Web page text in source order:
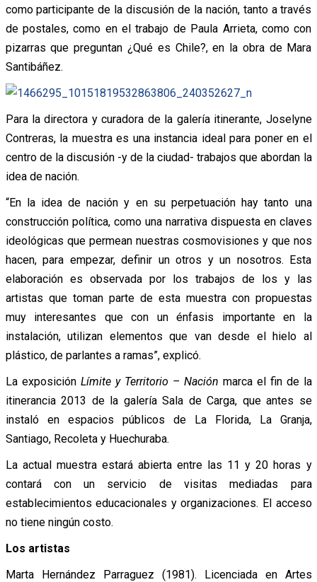
como participante de la discusión de la nación, tanto a través
de postales, como en el trabajo de Paula Arrieta, como con
pizarras que preguntan ¿Qué es Chile?, en la obra de Mara
Santibáñez.
Para la directora y curadora de la galería itinerante, Joselyne
Contreras, la muestra es una instancia ideal para poner en el
centro de la discusión -y de la ciudad- trabajos que abordan la
idea de nación.
“En la idea de nación y en su perpetuación hay tanto una
construcción política, como una narrativa dispuesta en claves
ideológicas que permean nuestras cosmovisiones y que nos
hacen, para empezar, definir un otros y un nosotros. Esta
elaboración es observada por los trabajos de los y las
artistas que toman parte de esta muestra con propuestas
muy interesantes que con un énfasis importante en la
instalación, utilizan elementos que van desde el hielo al
plástico, de parlantes a ramas”, explicó.
La exposición Límite y Territorio – Nación marca el fin de la
itinerancia 2013 de la galería Sala de Carga, que antes se
instaló en espacios públicos de La Florida, La Granja,
Santiago, Recoleta y Huechuraba.
La actual muestra estará abierta entre las 11 y 20 horas y
contará con un servicio de visitas mediadas para
establecimientos educacionales y organizaciones. El acceso
no tiene ningún costo.
Los artistas
Marta Hernández Parraguez (1981). Licenciada en Artes